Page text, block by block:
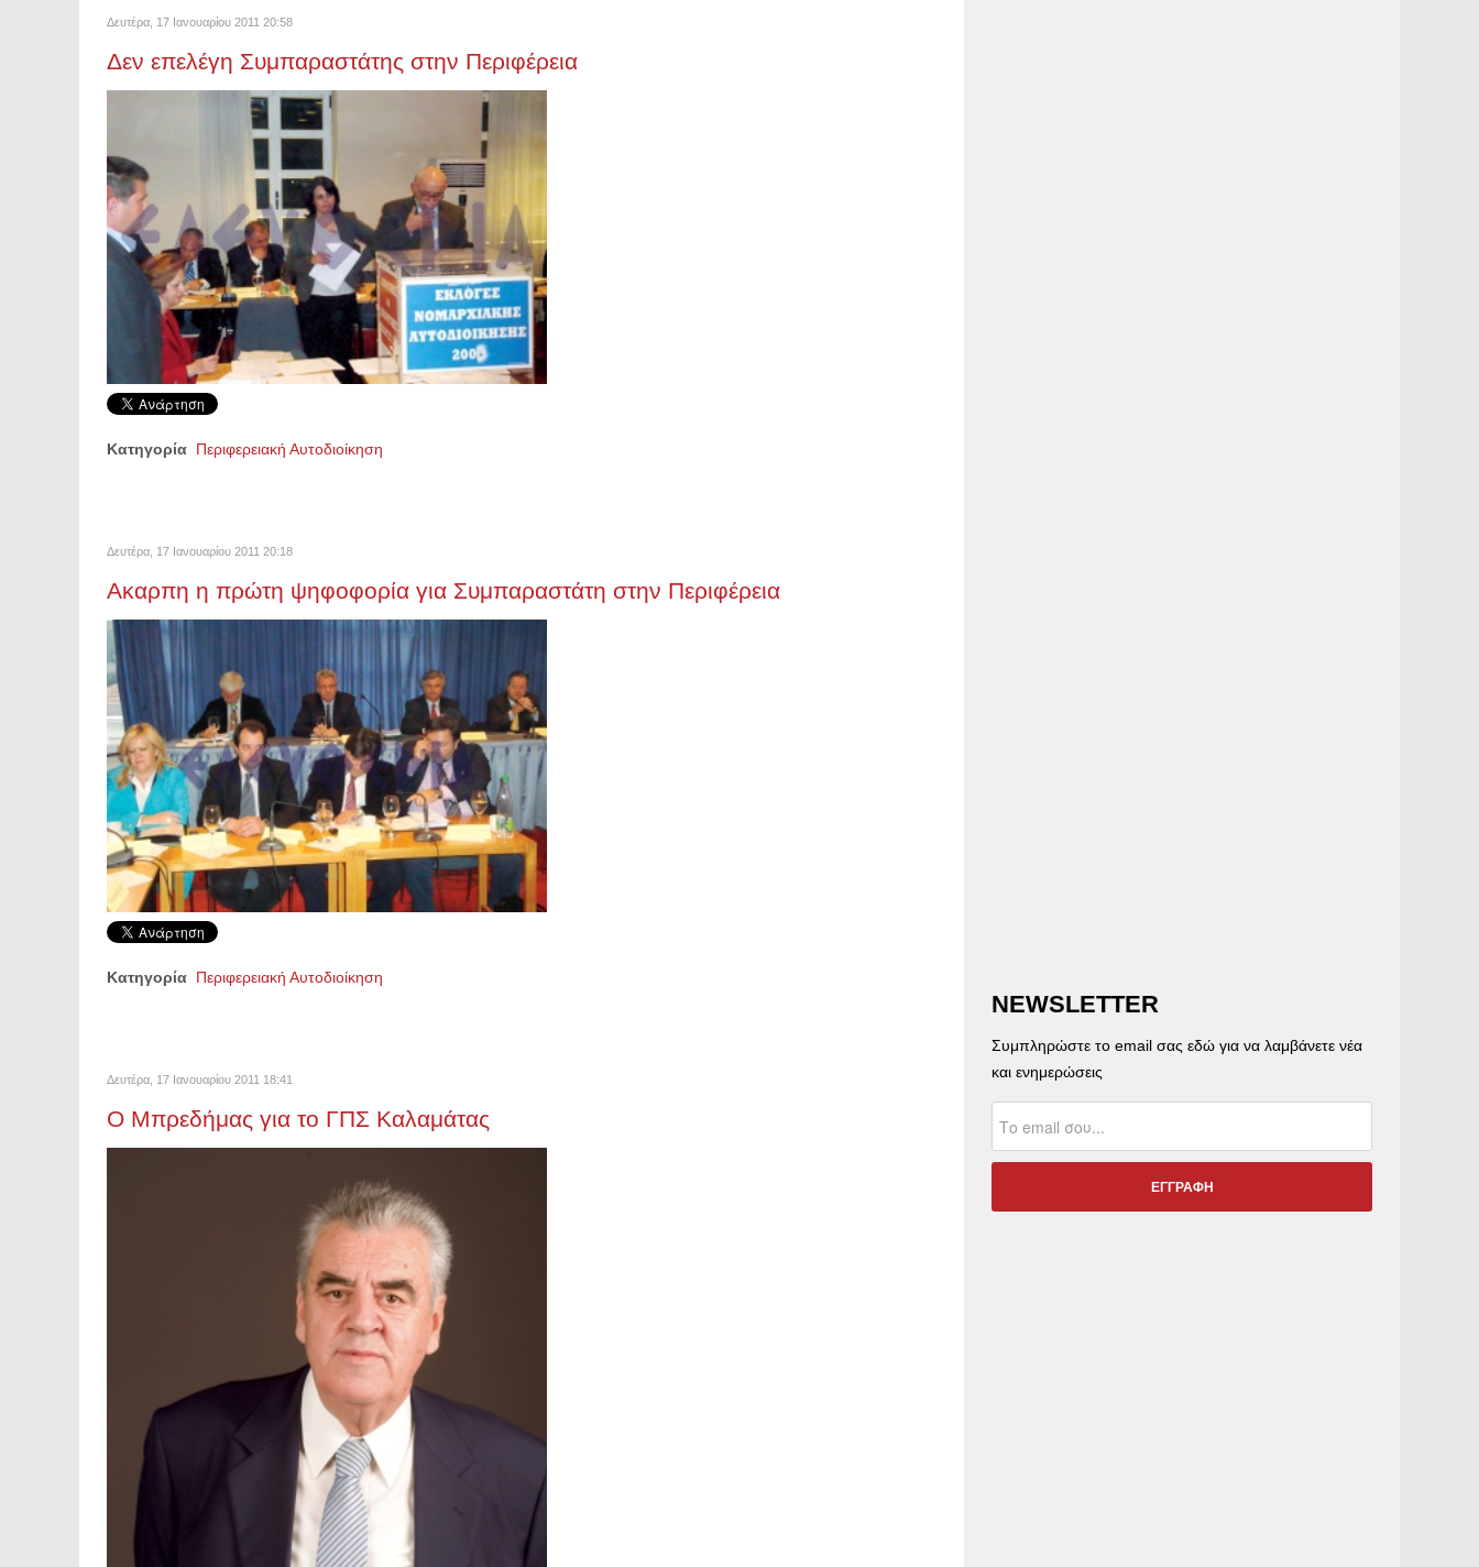
Δευτέρα, 17 Ιανουαρίου 2011 20:58
Δεν επελέγη Συμπαραστάτης στην Περιφέρεια
Κατηγορία Περιφερειακή Αυτοδιοίκηση
Δευτέρα, 17 Ιανουαρίου 2011 20:18
Ακαρπη η πρώτη ψηφοφορία για Συμπαραστάτη στην Περιφέρεια
Κατηγορία Περιφερειακή Αυτοδιοίκηση
Δευτέρα, 17 Ιανουαρίου 2011 18:41
Ο Μπρεδήμας για το ΓΠΣ Καλαμάτας
NEWSLETTER
Συμπληρώστε το email σας εδώ για να λαμβάνετε νέα
και ενημερώσεις